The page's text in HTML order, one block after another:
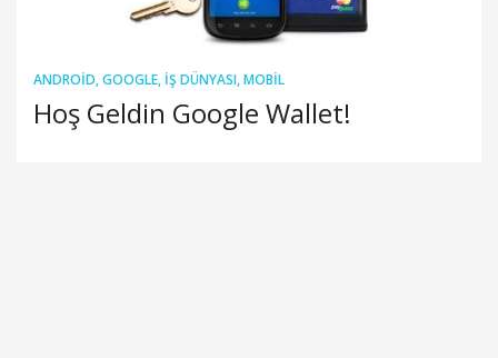
ANDROID,GOOGLE, İŞ DÜNYASI,MOBIL
Hoş Geldin Google Wallet!